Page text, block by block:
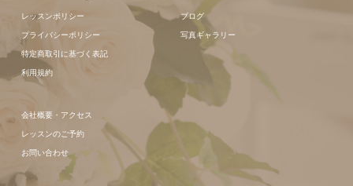
レッスンポリシー
プライバシーポリシー
特定商取引に基づく表記
利用規約
ブログ
写真ギャラリー
会社概要・アクセス
レッスンのご予約
お問い合わせ